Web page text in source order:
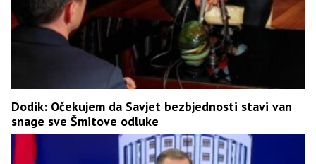
Dodik: Očekujem da Savjet bezbjednosti stavi van
snage sve Šmitove odluke